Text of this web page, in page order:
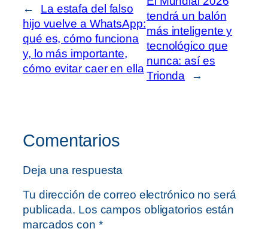
←
La estafa del falso
hijo vuelve a WhatsApp:
qué es, cómo funciona
y, lo más importante,
cómo evitar caer en ella
tendrá un balón
más inteligente y
tecnológico que
nunca: así es
Trionda
→
Comentarios
Deja una respuesta
Tu dirección de correo electrónico no será
publicada. Los campos obligatorios están
marcados con *